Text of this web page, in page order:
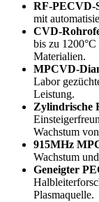
RF-PECVD-
mit
CVD-
bis zu
Materialien.
MPCVD-
Labor
Leistung.
Zylindrische
Wachstum
915MHz
Wachstum
Geneigter
Plasmaquelle.